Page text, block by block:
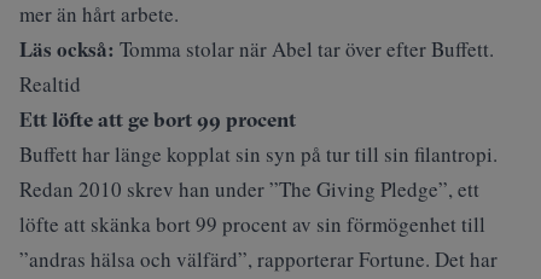
mer än hårt arbete.
Läs också: Tomma stolar när Abel tar över efter Buffett.
Realtid
Ett löfte att ge bort 99 procent
Buffett har länge kopplat sin syn på tur till sin filantropi.
Redan 2010 skrev han under ”The Giving Pledge”, ett
löfte att skänka bort 99 procent av sin förmögenhet till
”andras hälsa och välfärd”, rapporterarFortune. Det har